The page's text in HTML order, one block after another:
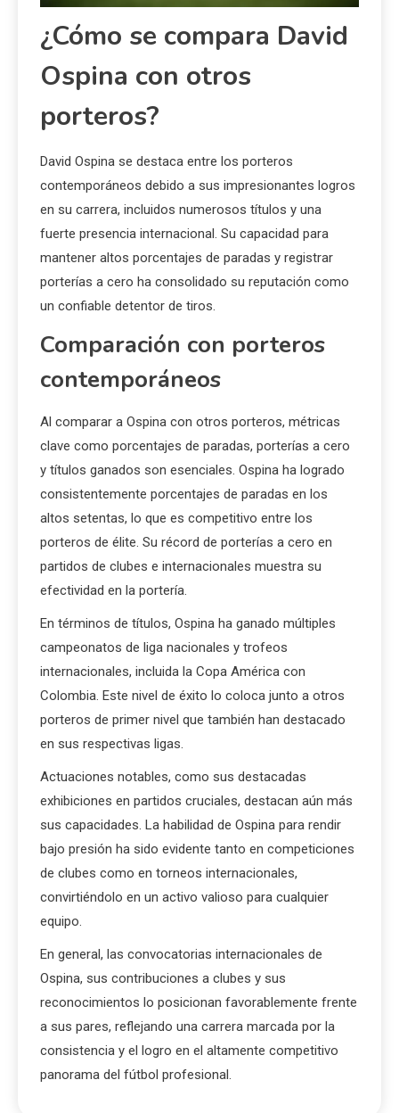
¿Cómo se compara David
Ospina con otros
porteros?
David Ospina se destaca entre los porteros
contemporáneos debido a sus impresionantes logros
en su carrera, incluidos numerosos títulos y una
fuerte presencia internacional. Su capacidad para
mantener altos porcentajes de paradas y registrar
porterías a cero ha consolidado su reputación como
un confiable detentor de tiros.
Comparación con porteros
contemporáneos
Al comparar a Ospina con otros porteros, métricas
clave como porcentajes de paradas, porterías a cero
y títulos ganados son esenciales. Ospina ha logrado
consistentemente porcentajes de paradas en los
altos setentas, lo que es competitivo entre los
porteros de élite. Su récord de porterías a cero en
partidos de clubes e internacionales muestra su
efectividad en la portería.
En términos de títulos, Ospina ha ganado múltiples
campeonatos de liga nacionales y trofeos
internacionales, incluida la Copa América con
Colombia. Este nivel de éxito lo coloca junto a otros
porteros de primer nivel que también han destacado
en sus respectivas ligas.
Actuaciones notables, como sus destacadas
exhibiciones en partidos cruciales, destacan aún más
sus capacidades. La habilidad de Ospina para rendir
bajo presión ha sido evidente tanto en competiciones
de clubes como en torneos internacionales,
convirtiéndolo en un activo valioso para cualquier
equipo.
En general, las convocatorias internacionales de
Ospina, sus contribuciones a clubes y sus
reconocimientos lo posicionan favorablemente frente
a sus pares, reflejando una carrera marcada por la
consistencia y el logro en el altamente competitivo
panorama del fútbol profesional.